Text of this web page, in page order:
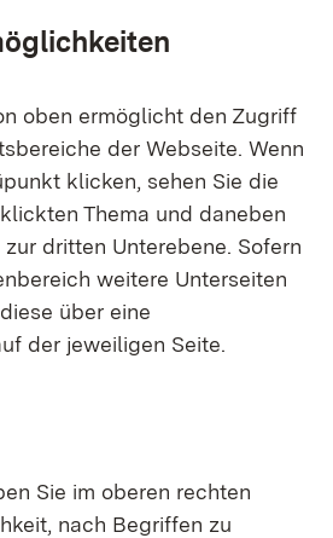
oben ermöglicht den Zugriff
der Webseite. Wenn
klicken, sehen Sie die
Thema und daneben
dritten Unterebene. Sofern
weitere Unterseiten
über eine
der jeweiligen Seite.
Sie im oberen rechten
nach Begriffen zu